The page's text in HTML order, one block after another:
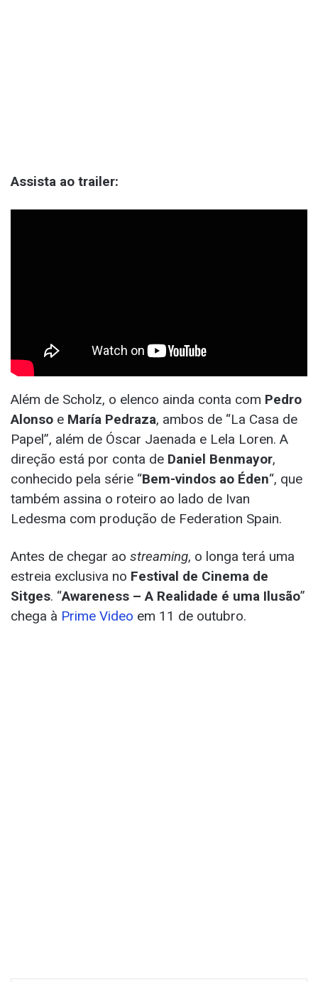
Assista ao trailer:
Além de Scholz, o elenco ainda conta com Pedro
Alonso e María Pedraza, ambos de “La Casa de
Papel”, além de Óscar Jaenada e Lela Loren. A
direção está por conta de Daniel Benmayor,
conhecido pela série “Bem-vindos ao Éden“, que
também assina o roteiro ao lado de Ivan
Ledesma com produção de Federation Spain.
Antes de chegar ao streaming, o longa terá uma
estreia exclusiva no Festival de Cinema de
Sitges. “Awareness – A Realidade é uma Ilusão”
chega à Prime Video em 11 de outubro.